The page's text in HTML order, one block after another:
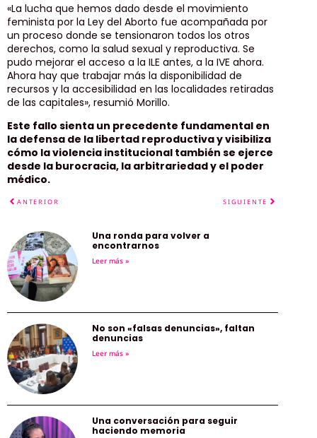
«La lucha que hemos dado desde el movimiento
feminista por la Ley del Aborto fue acompañada por
un proceso donde se tensionaron todos los otros
derechos, como la salud sexual y reproductiva. Se
pudo mejorar el acceso a la ILE antes, a la IVE ahora.
Ahora hay que trabajar más la disponibilidad de
recursos y la accesibilidad en las localidades retiradas
de las capitales», resumió Morillo.
Este fallo sienta un precedente fundamental en
la defensa de la libertad reproductiva y visibiliza
cómo la violencia institucional también se ejerce
desde la burocracia, la arbitrariedad y el poder
médico.
ANTERIOR SIGUIENTE
Una ronda para volver a
encontrarnos
Leer más »
No son «falsas denuncias», faltan
denuncias
Leer más »
Una conversación para seguir
haciendo memoria